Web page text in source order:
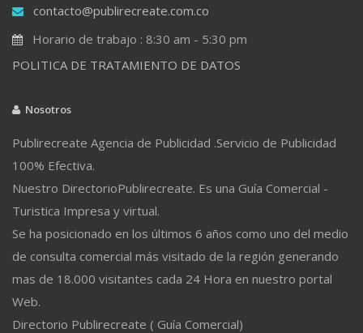
contacto@publirecreate.com.co
Horario de trabajo : 8:30 am - 5:30 pm
POLITICA DE TRATAMIENTO DE DATOS
Nosotros
Publirecreate Agencia de Publicidad .Servicio de Publicidad
100% Efectiva.
Nuestro DirectorioPublirecreate. Es una Guía Comercial -
Turistica Impresa y virtual.
Se ha posicionado en los últimos 6 años como uno del medio
de consulta comercial más visitado de la región generando
mas de 18.000 visitantes cada 24 Hora en nuestro portal
Web.
Directorio Publirecreate ( Guía Comercial)